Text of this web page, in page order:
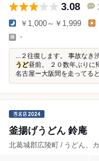
3.08
￥1,000～￥1,999
-
...２往復します。 事故な
うど昼前。 ２０数年ぶりに
名古屋ー大阪間を走ってる
釜揚げうどん 鈴庵
北葛城郡広陵町 / うどん、